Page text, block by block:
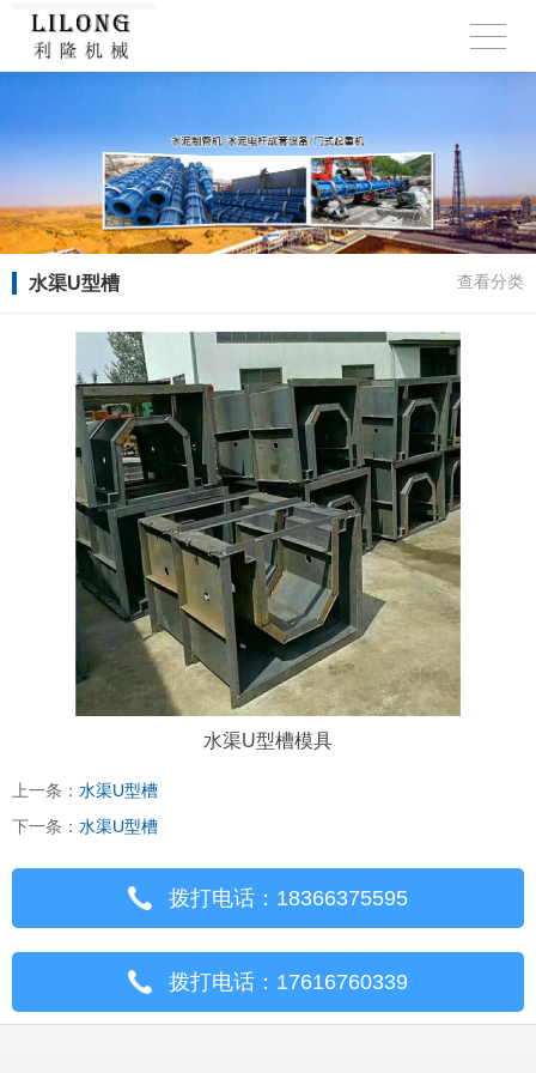
水渠U型槽 查看分类
水渠U型槽模具
上一条： 水渠U型槽
下一条： 水渠U型槽
拨打电话：18366375595
拨打电话：17616760339